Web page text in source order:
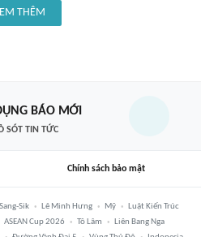
THÊM
BÁO MỚI
SÓT TIN TỨC
Chính sách bảo mật
Sik Lê Minh Hưng Mỹ
Luật Kiến Trúc
ASEAN Cup 2026 Tô Lâm
Liên Bang Nga